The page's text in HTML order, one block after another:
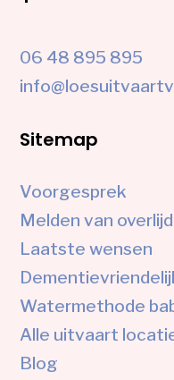
06 48 895 895
Sitemap
Voorgesprek
Melden van
Laatste wensen
Watermethode
Alle uitvaart
Blog